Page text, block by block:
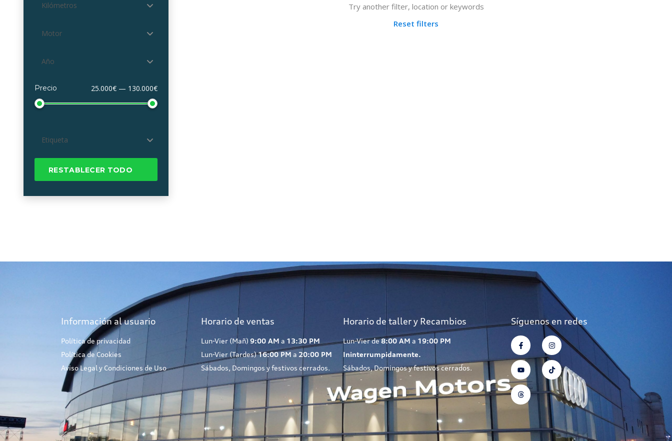
Kilómetros
Motor
Año
Precio 25.000€ — 130.000€
Etiqueta
RESTABLECER TODO
Try another filter, location or keywords
Reset filters
Información al usuario
Política de privacidad
Política de Cookies
Aviso Legal y Condiciones de Uso
Horario de ventas
Lun-Vier (Mañ) 9:00 AM a 13:30 PM
Lun-Vier (Tardes)16:00 PM a 20:00 PM
Sábados, Domingos y festivos cerrados.
Horario de taller y Recambios
Lun-Vier de8:00 AM a 19:00 PM
Ininterrumpidamente.
Sábados, Domingos y festivos cerrados.
Síguenos en redes